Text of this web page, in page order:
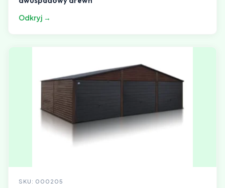
Odkryj →
SKU: 000205